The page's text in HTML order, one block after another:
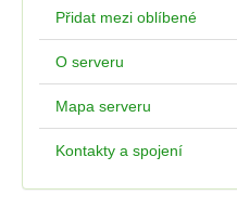
Přidat mezi oblíbené
O serveru
Mapa serveru
Kontakty a spojení